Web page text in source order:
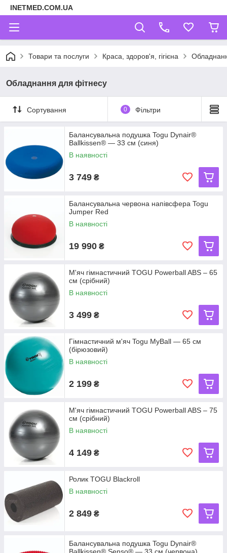
INETMED.COM.UA
Товари та послуги Краса, здоров'я, гігієна
Обладнання для фітнесу
Сортування 0 Фільтри
Балансувальна подушка Togu Dynair®
Ballkissen® — 33 см (синя)
В наявності
3 749 ₴
Балансувальна червона напівсфера Togu
Jumper Red
В наявності
19 990 ₴
М'яч гімнастичний TOGU Powerball ABS – 65
см (срібний)
В наявності
3 499 ₴
Гімнастичний м'яч Togu MyBall — 65 см
(бірюзовий)
В наявності
2 199 ₴
М'яч гімнастичний TOGU Powerball ABS – 75
см (срібний)
В наявності
4 149 ₴
Ролик TOGU Blackroll
В наявності
2 849 ₴
Балансувальна подушка Togu Dynair®